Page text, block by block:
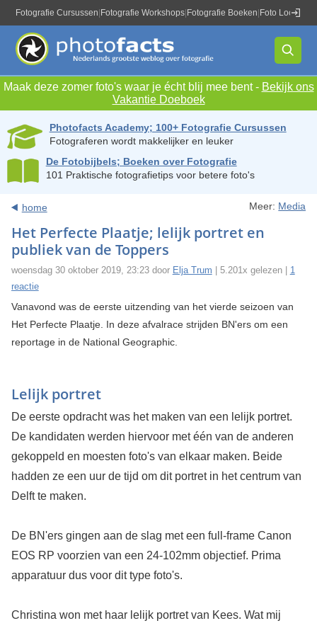
Fotografie Cursussen Fotografie Workshops Fotografie Boeken Foto Locaties
Maak deze zomer foto's waar je écht blij mee bent - Bekijk ons
Vakantie Doeboek
Photofacts Academy; 100+ Fotografie Cursussen
Fotograferen wordt makkelijker en leuker
De Fotobijbels; Boeken over Fotografie
101 Praktische fotografietips voor betere foto's
home Meer: Media
Het Perfecte Plaatje; lelijk portret en
publiek van de Toppers
woensdag 30 oktober 2019, 23:23 door Elja Trum | 5.201x gelezen | 1
reactie
Vanavond was de eerste uitzending van het vierde seizoen van
Het Perfecte Plaatje. In deze afvalrace strijden BN'ers om een
reportage in de National Geographic.
Lelijk portret
De eerste opdracht was het maken van een lelijk portret.
De kandidaten werden hiervoor met één van de anderen
gekoppeld en moesten foto's van elkaar maken. Beide
hadden ze een uur de tijd om dit portret in het centrum van
Delft te maken.
De BN'ers gingen aan de slag met een full-frame Canon
EOS RP voorzien van een 24-102mm objectief. Prima
apparatuur dus voor dit type foto's.
Christina won met haar lelijk portret van Kees. Wat mij